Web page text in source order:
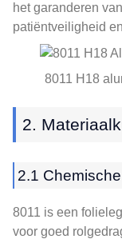
het garanderen
patiëntveiligheid
8011 H18
2.
2.1
8011 is een
voor goed